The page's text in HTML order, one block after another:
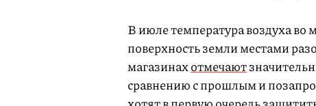
В июле температура воздуха во
поверхность земли местами
магазинахотмечают
сравнению с прошлым и